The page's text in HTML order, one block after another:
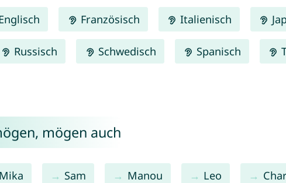
Französisch Italienisch
Russisch Schwedisch Spanisch
mögen auch
Mika Sam Manou Leo